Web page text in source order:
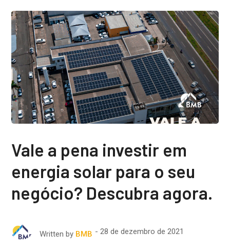
Vale a pena investir em
energia solar para o seu
negócio? Descubra agora.
Written by BMB 28 de dezembro de 2021